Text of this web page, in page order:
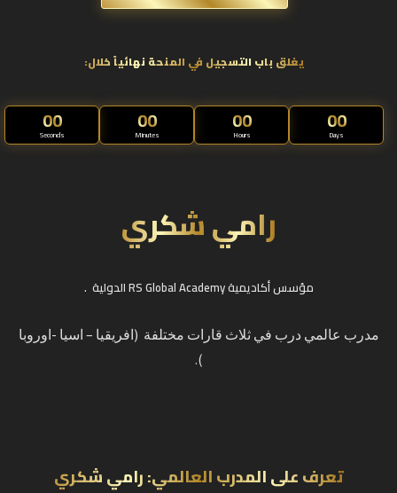
يغلق باب التسجيل في المنحة نهائياً خلال:
00
Days
00
Hours
00
Minutes
00
Seconds
رامي شكري
مؤسس أكاديمية RS Global Academy الدولية .
مدرب عالمي درب في ثلاث قارات مختلفة (افريقيا – اسيا -اوروبا
).
تعرف على المدرب العالمي: رامي شكري